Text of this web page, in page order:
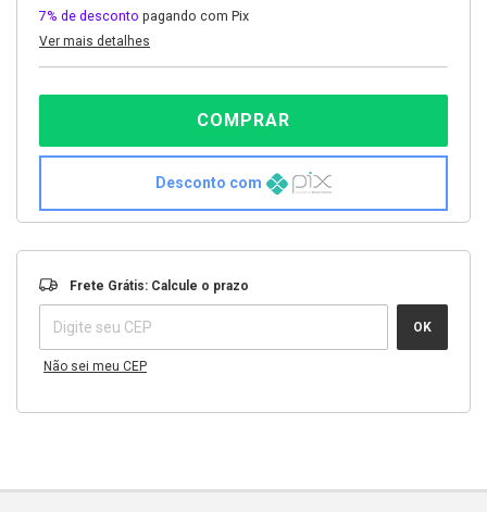
7% de desconto pagando com Pix
Ver mais detalhes
Desconto com
Entregas para o CEP:
Frete Grátis: Calcule o prazo
OK
Não sei meu CEP